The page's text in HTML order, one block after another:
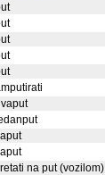
na put (vozilom)